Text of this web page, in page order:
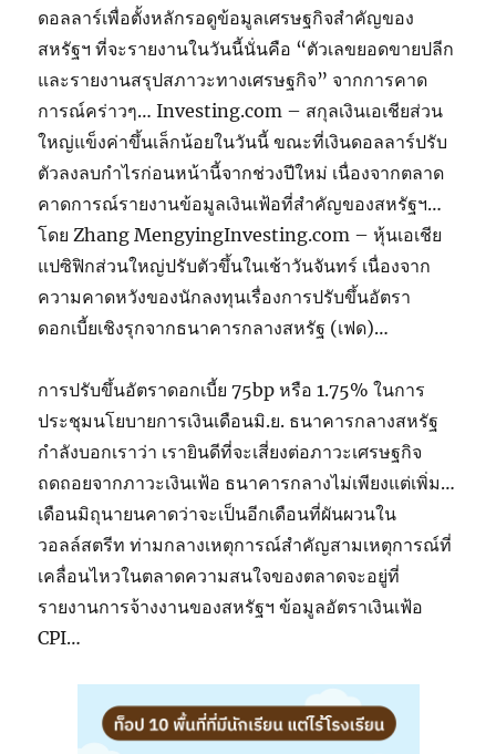
ดอลลาร์เพื่อตั้งหลักรอดูข้อมูลเศรษฐกิจสำคัญของ
สหรัฐฯ ที่จะรายงานในวันนี้นั่นคือ “ตัวเลขยอดขายปลีก
และรายงานสรุปสภาวะทางเศรษฐกิจ” จากการคาด
การณ์คร่าวๆ… Investing.com – สกุลเงินเอเชียส่วน
ใหญ่แข็งค่าขึ้นเล็กน้อยในวันนี้ ขณะที่เงินดอลลาร์ปรับ
ตัวลงลบกำไรก่อนหน้านี้จากช่วงปีใหม่ เนื่องจากตลาด
คาดการณ์รายงานข้อมูลเงินเฟ้อที่สำคัญของสหรัฐฯ…
โดย Zhang MengyingInvesting.com – หุ้นเอเชีย
แปซิฟิกส่วนใหญ่ปรับตัวขึ้นในเช้าวันจันทร์ เนื่องจาก
ความคาดหวังของนักลงทุนเรื่องการปรับขึ้นอัตรา
ดอกเบี้ยเชิงรุกจากธนาคารกลางสหรัฐ (เฟด)…
การปรับขึ้นอัตราดอกเบี้ย 75bp หรือ 1.75% ในการ
ประชุมนโยบายการเงินเดือนมิ.ย. ธนาคารกลางสหรัฐ
กำลังบอกเราว่า เรายินดีที่จะเสี่ยงต่อภาวะเศรษฐกิจ
ถดถอยจากภาวะเงินเฟ้อ ธนาคารกลางไม่เพียงแต่เพิ่ม…
เดือนมิถุนายนคาดว่าจะเป็นอีกเดือนที่ผันผวนใน
วอลล์สตรีท ท่ามกลางเหตุการณ์สำคัญสามเหตุการณ์ที่
เคลื่อนไหวในตลาดความสนใจของตลาดจะอยู่ที่
รายงานการจ้างงานของสหรัฐฯ ข้อมูลอัตราเงินเฟ้อ
CPI…